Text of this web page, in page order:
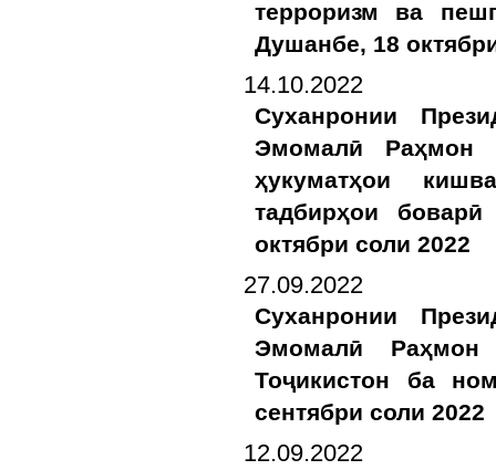
терроризм ва
Душанбе, 18
14.10.2022
Суханронии
Эмомалӣ Раҳмон
ҳукуматҳои
тадбирҳои
октябри соли 2022
27.09.2022
Суханронии
Эмомалӣ Раҳмон
Тоҷикистон ба
сентябри соли 2022
12.09.2022